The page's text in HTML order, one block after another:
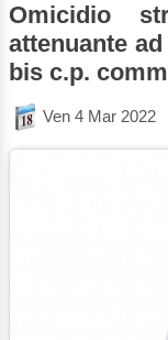
Omicidio
attenuante
bis c.p.
Ven 4 Mar 2022